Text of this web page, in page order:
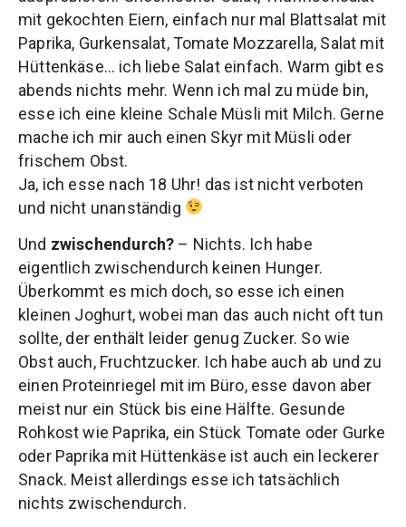
mit gekochten Eiern, einfach nur mal Blattsalat mit
Paprika, Gurkensalat, Tomate Mozzarella, Salat mit
Hüttenkäse… ich liebe Salat einfach. Warm gibt es
abends nichts mehr. Wenn ich mal zu müde bin,
esse ich eine kleine Schale Müsli mit Milch. Gerne
mache ich mir auch einen Skyr mit Müsli oder
frischem Obst.
Ja, ich esse nach 18 Uhr! das ist nicht verboten
und nicht unanständig
Und zwischendurch? – Nichts. Ich habe
eigentlich zwischendurch keinen Hunger.
Überkommt es mich doch, so esse ich einen
kleinen Joghurt, wobei man das auch nicht oft tun
sollte, der enthält leider genug Zucker. So wie
Obst auch, Fruchtzucker. Ich habe auch ab und zu
einen Proteinriegel mit im Büro, esse davon aber
meist nur ein Stück bis eine Hälfte. Gesunde
Rohkost wie Paprika, ein Stück Tomate oder Gurke
oder Paprika mit Hüttenkäse ist auch ein leckerer
Snack. Meist allerdings esse ich tatsächlich
nichts zwischendurch.